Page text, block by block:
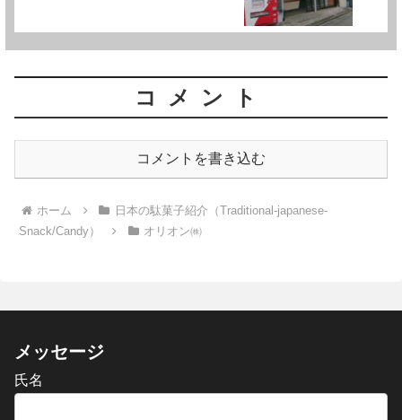
コメント
コメントを書き込む
ホーム
日本の駄菓子紹介（Traditional-japanese-
Snack/Candy）
オリオン㈱
メッセージ
氏名